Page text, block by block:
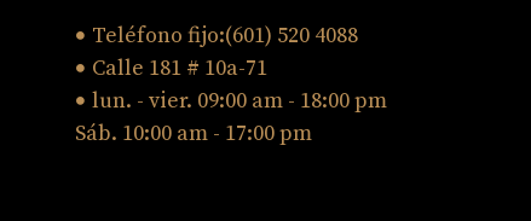
Teléfono fijo:(601) 520 4088
Calle 181 # 10a-71
lun. - vier. 09:00 am - 18:00 pm
Sáb. 10:00 am - 17:00 pm